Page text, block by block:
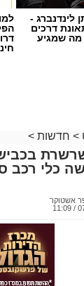
לינדנברג -
דרכים
מה שמגיע
> חדשות >
כלי רכב
אשטוקר